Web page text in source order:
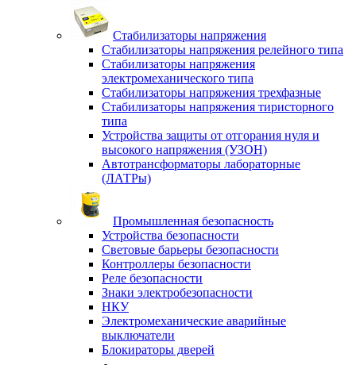
Стабилизаторы напряжения
Стабилизаторы напряжения релейного типа
Стабилизаторы напряжения
электромеханического типа
Стабилизаторы напряжения трехфазные
Стабилизаторы напряжения тиристорного
типа
Устройства защиты от отгорания нуля и
высокого напряжения (УЗОН)
Автотрансформаторы лабораторные
(ЛАТРы)
Промышленная безопасность
Устройства безопасности
Световые барьеры безопасности
Контроллеры безопасности
Реле безопасности
Знаки электробезопасности
НКУ
Электромеханические аварийные
выключатели
Блокираторы дверей